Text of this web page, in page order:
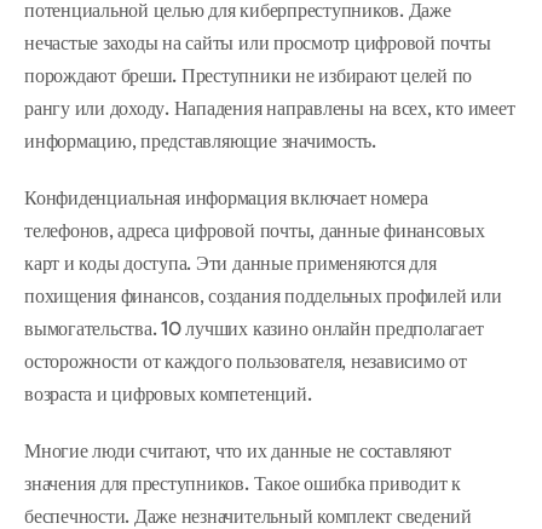
потенциальной целью для киберпреступников. Даже
нечастые заходы на сайты или просмотр цифровой почты
порождают бреши. Преступники не избирают целей по
рангу или доходу. Нападения направлены на всех, кто имеет
информацию, представляющие значимость.
Конфиденциальная информация включает номера
телефонов, адреса цифровой почты, данные финансовых
карт и коды доступа. Эти данные применяются для
похищения финансов, создания поддельных профилей или
вымогательства. 10 лучших казино онлайн предполагает
осторожности от каждого пользователя, независимо от
возраста и цифровых компетенций.
Многие люди считают, что их данные не составляют
значения для преступников. Такое ошибка приводит к
беспечности. Даже незначительный комплект сведений